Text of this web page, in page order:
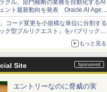
クル、部門横断の業務を自動化するAI
ント最新動向を発表 Oracle AI Agent
企業の意思決定と開発を加速
コード変更を小規模な単位に分割する
ック型プルリクエスト」をパブリックプ
もっと見る
Site
エントリーなのに脅威の実